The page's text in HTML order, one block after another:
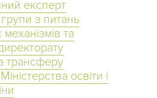
експерт
з питань
та
трансферу
освіти і